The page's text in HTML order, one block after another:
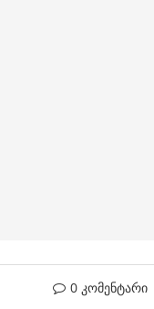
0 კომენტარი